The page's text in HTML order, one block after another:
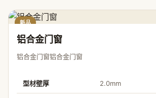
新品
铝合金门窗
铝合金门窗铝合金门窗
型材壁厚 2.0mm